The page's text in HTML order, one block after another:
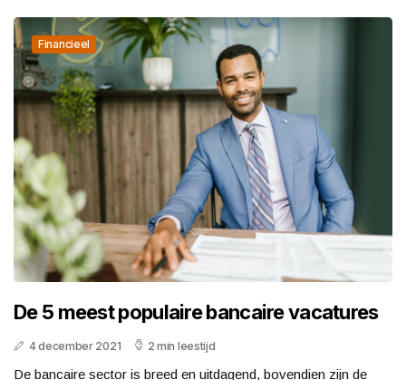
Financieel
De 5 meest populaire bancaire vacatures
4 december 2021 2 min leestijd
De bancaire sector is breed en uitdagend, bovendien zijn de